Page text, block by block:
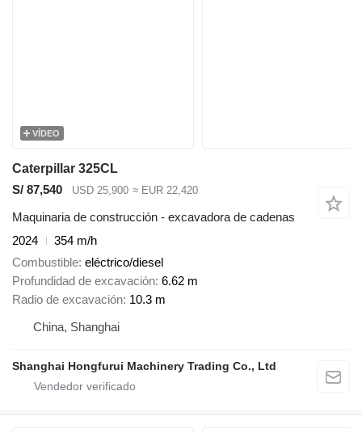
VÍDEO
Caterpillar 325CL
S/ 87,540
USD 25,900 ≈ EUR 22,420
Maquinaria de construcción - excavadora de cadenas
2024
354 m/h
Combustible eléctrico/diesel
Profundidad de excavación 6.62 m
Radio de excavación 10.3 m
China, Shanghai
Shanghai Hongfurui Machinery Trading Co., Ltd